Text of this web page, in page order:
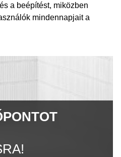
a beépítést, miközben
mindennapjait a